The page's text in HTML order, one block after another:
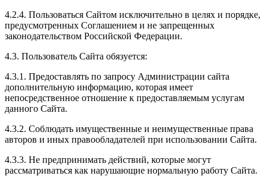
4.2.4. Пользоваться Сайтом исключительно в целях и порядке,
предусмотренных Соглашением и не запрещенных
законодательством Российской Федерации.
4.3. Пользователь Сайта обязуется:
4.3.1. Предоставлять по запросу Администрации сайта
дополнительную информацию, которая имеет
непосредственное отношение к предоставляемым услугам
данного Сайта.
4.3.2. Соблюдать имущественные и неимущественные права
авторов и иных правообладателей при использовании Сайта.
4.3.3. Не предпринимать действий, которые могут
рассматриваться как нарушающие нормальную работу Сайта.